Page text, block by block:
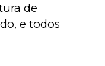
de
e todos